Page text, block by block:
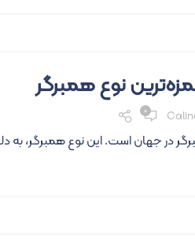
نوع همبرگر
۰
در جهان است. این نوع همبرگر،